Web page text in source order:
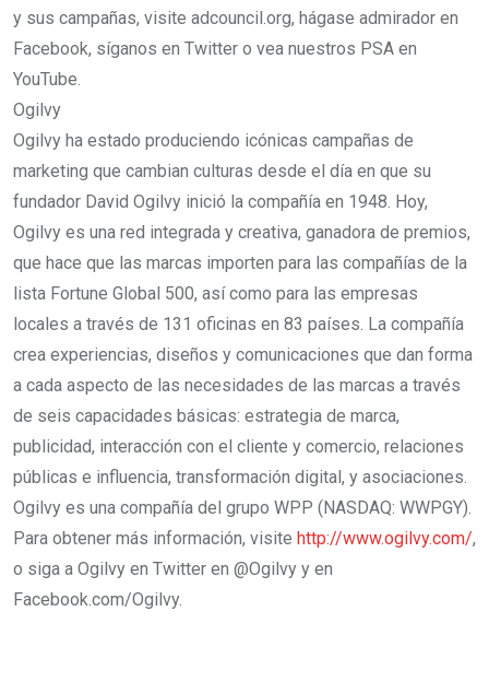
y sus campañas, visite adcouncil.org, hágase admirador en
Facebook, síganos en Twitter o vea nuestros PSA en
YouTube.
Ogilvy
Ogilvy ha estado produciendo icónicas campañas de
marketing que cambian culturas desde el día en que su
fundador David Ogilvy inició la compañía en 1948. Hoy,
Ogilvy es una red integrada y creativa, ganadora de premios,
que hace que las marcas importen para las compañías de la
lista Fortune Global 500, así como para las empresas
locales a través de 131 oficinas en 83 países. La compañía
crea experiencias, diseños y comunicaciones que dan forma
a cada aspecto de las necesidades de las marcas a través
de seis capacidades básicas: estrategia de marca,
publicidad, interacción con el cliente y comercio, relaciones
públicas e influencia, transformación digital, y asociaciones.
Ogilvy es una compañía del grupo WPP (NASDAQ: WWPGY).
Para obtener más información, visite http://www.ogilvy.com/,
o siga a Ogilvy en Twitter en @Ogilvy y en
Facebook.com/Ogilvy.